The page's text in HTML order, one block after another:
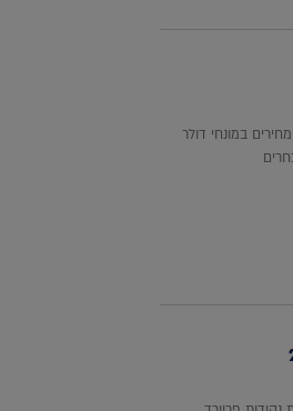
במונחי דולר